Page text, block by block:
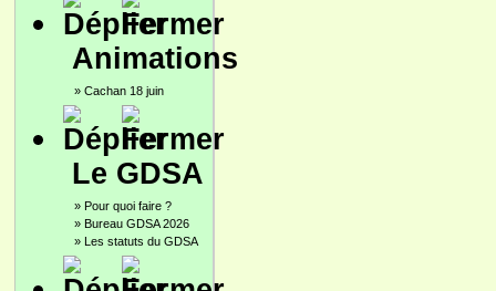
Animations
» Cachan 18 juin
Le GDSA
» Pour quoi faire ?
» Bureau GDSA 2026
» Les statuts du GDSA